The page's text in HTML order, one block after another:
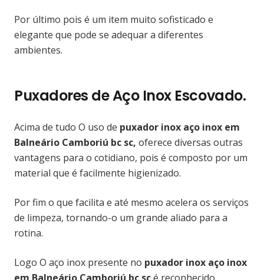
Por último pois é um item muito sofisticado e
elegante que pode se adequar a diferentes
ambientes.
Puxadores de Aço Inox Escovado.
Acima de tudo O uso de puxador inox aço inox em
Balneário Camboriú bc sc, oferece diversas outras
vantagens para o cotidiano, pois é composto por um
material que é facilmente higienizado.
Por fim o que facilita e até mesmo acelera os serviços
de limpeza, tornando-o um grande aliado para a
rotina.
Logo O aço inox presente no puxador inox aço inox